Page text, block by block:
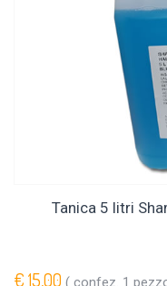
Tanica 5 litri
€ 15,00 ( confez. 1